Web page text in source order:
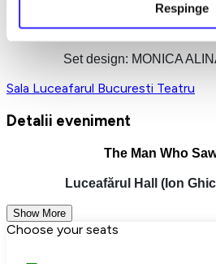
Respinge
Directed by:
Set design: MONICA
Sala Luceafarul Bucuresti Teatru
Detalii eveniment
The Man Who
Luceafărul Hall (Ion
Show More
Choose your seats